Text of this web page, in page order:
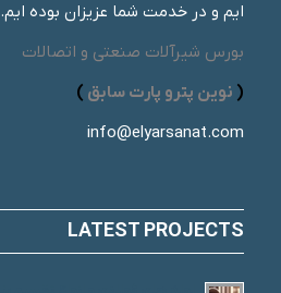
ایم و در خدمت شما عزیزان بوده ایم.
بورس شیرآلات صنعتی و اتصالات
( نوین پترو پارت سابق )
info@elyarsanat.com
LATEST PROJECTS